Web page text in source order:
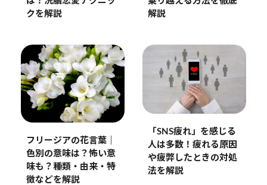
クを解説
解説
フリージアの花言葉｜
色別の意味は？怖い意
味も？種類・由来・特
徴などを解説
「SNS疲れ」を感じる
人は多数！疲れる原因
や疲弊したときの対処
法を解説